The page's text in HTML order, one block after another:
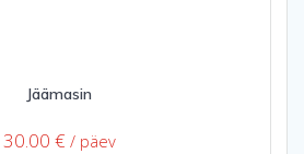
Jäämasin
30.00 € / päev